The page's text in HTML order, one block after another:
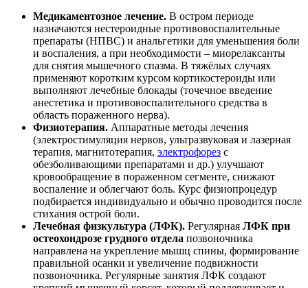
Медикаментозное лечение. В остром периоде
назначаются нестероидные противовоспалительные
препараты (НПВС) и анальгетики для уменьшения боли
и воспаления, а при необходимости – миорелаксанты
для снятия мышечного спазма. В тяжёлых случаях
применяют коротким курсом кортикостероиды или
выполняют лечебные блокады (точечное введение
анестетика и противовоспалительного средства в
область пораженного нерва).
Физиотерапия. Аппаратные методы лечения
(электростимуляция нервов, ультразвуковая и лазерная
терапия, магнитотерапия, электрофорез с
обезболивающими препаратами и др.) улучшают
кровообращение в пораженном сегменте, снижают
воспаление и облегчают боль. Курс физиопроцедур
подбирается индивидуально и обычно проводится после
стихания острой боли.
Лечебная физкультура (ЛФК). Регулярная ЛФК при
остеохондрозе грудного отдела позвоночника
направлена на укрепление мышц спины, формирование
правильной осанки и увеличение подвижности
позвоночника. Регулярные занятия ЛФК создают